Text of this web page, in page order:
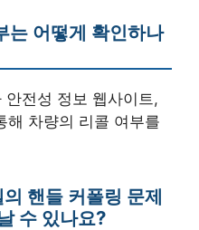
는 어떻게 확인하나
전성 정보 웹사이트,
해 차량의 리콜 여부를
핸들 커폴링 문제
수 있나요?